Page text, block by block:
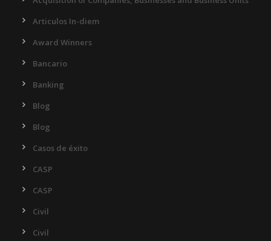
Articulos In-diem
Award Winners
Bancario
Banking
Blog
Blog
Casos de éxito
CASP
CASP
Civil
Civil